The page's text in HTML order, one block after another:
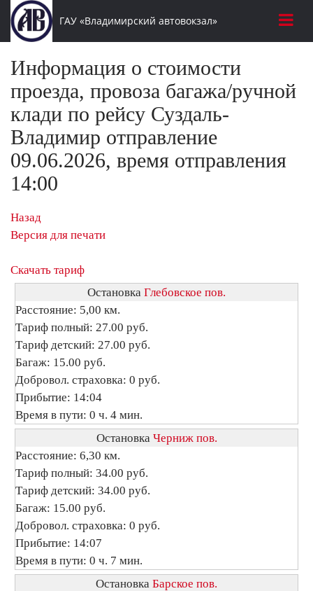
ГАУ «Владимирский автовокзал»
Информация о стоимости
проезда, провоза багажа/ручной
клади по рейсу Суздаль-
Владимир отправление
09.06.2026, время отправления
14:00
Назад
Версия для печати
Скачать тариф
Остановка Глебовское пов.
Расстояние: 5,00 км.
Тариф полный: 27.00 руб.
Тариф детский: 27.00 руб.
Багаж: 15.00 руб.
Добровол. страховка: 0 руб.
Прибытие: 14:04
Время в пути: 0 ч. 4 мин.
Остановка Черниж пов.
Расстояние: 6,30 км.
Тариф полный: 34.00 руб.
Тариф детский: 34.00 руб.
Багаж: 15.00 руб.
Добровол. страховка: 0 руб.
Прибытие: 14:07
Время в пути: 0 ч. 7 мин.
Остановка Барское пов.